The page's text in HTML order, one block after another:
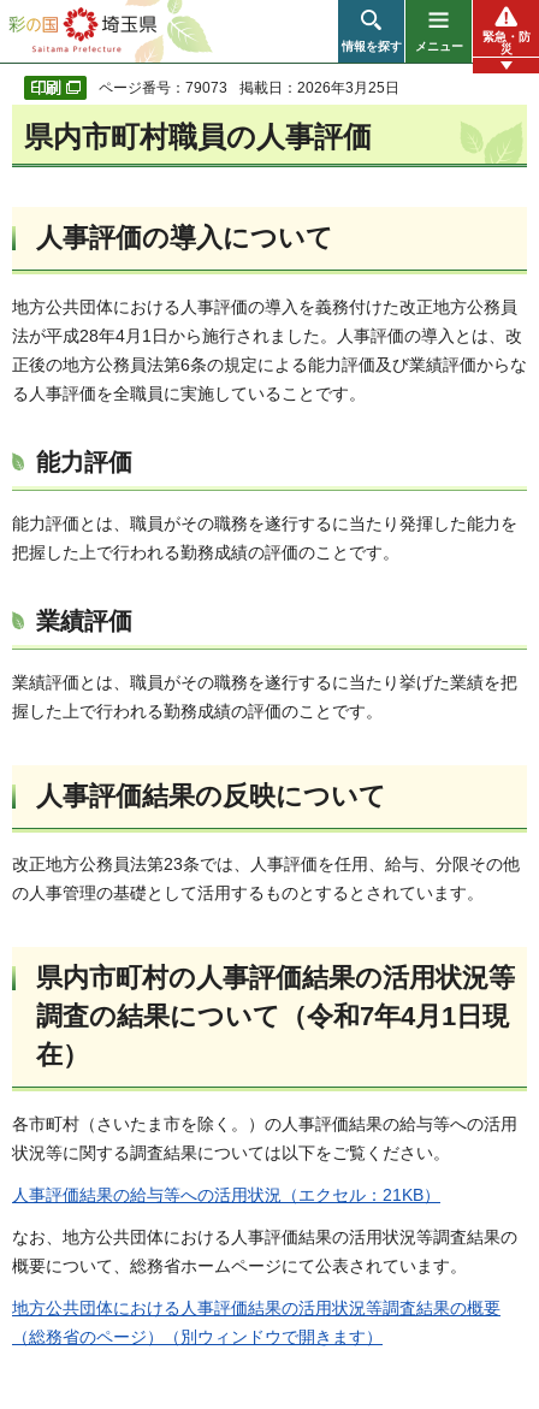
彩の国 埼玉県
情報を探す メニュー
緊急・防
災
ページ番号：79073 掲載日：2026年3月25日
県内市町村職員の人事評価
人事評価の導入について
地方公共団体における人事評価の導入を義務付けた改正地方公務員
法が平成28年4月1日から施行されました。人事評価の導入とは、改
正後の地方公務員法第6条の規定による能力評価及び業績評価からな
る人事評価を全職員に実施していることです。
能力評価
能力評価とは、職員がその職務を遂行するに当たり発揮した能力を
把握した上で行われる勤務成績の評価のことです。
業績評価
業績評価とは、職員がその職務を遂行するに当たり挙げた業績を把
握した上で行われる勤務成績の評価のことです。
人事評価結果の反映について
改正地方公務員法第23条では、人事評価を任用、給与、分限その他
の人事管理の基礎として活用するものとするとされています。
県内市町村の人事評価結果の活用状況等
調査の結果について（令和7年4月1日現
在）
各市町村（さいたま市を除く。）の人事評価結果の給与等への活用
状況等に関する調査結果については以下をご覧ください。
人事評価結果の給与等への活用状況（エクセル：21KB）
なお、地方公共団体における人事評価結果の活用状況等調査結果の
概要について、総務省ホームページにて公表されています。
地方公共団体における人事評価結果の活用状況等調査結果の概要
（総務省のページ）（別ウィンドウで開きます）